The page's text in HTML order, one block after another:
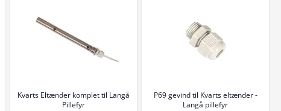
Kvarts Eltænder komplet til Langå
Pillefyr
P69 gevind til Kvarts eltænder -
Langå pillefyr